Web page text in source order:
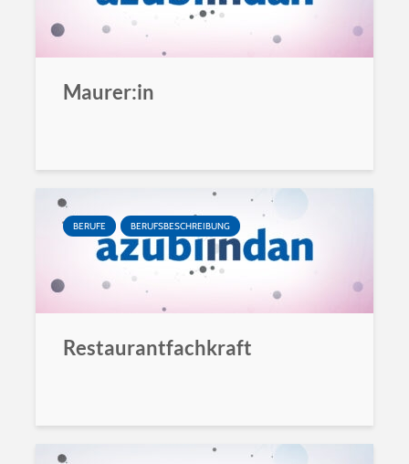
Maurer:in
BERUFE BERUFSBESCHREIBUNG
Restaurantfachkraft